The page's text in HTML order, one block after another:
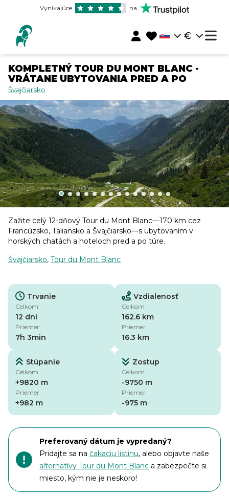
Vynikajúce na
€
KOMPLETNÝ TOUR DU MONT BLANC -
VRÁTANE UBYTOVANIA PRED A PO
Švajčiarsko
Zažite celý 12-dňový Tour du Mont Blanc—170 km cez
Francúzsko, Taliansko a Švajčiarsko—s ubytovaním v
horských chatách a hoteloch pred a po túre.
Švajčiarsko, Tour du Mont Blanc
Trvanie
Celkom
12 dni
Priemer
7h 3min
Vzdialenosť
Celkom
162.6 km
Priemer
16.3 km
Stúpanie
Celkom
+9820 m
Priemer
+982 m
Zostup
Celkom
-9750 m
Priemer
-975 m
Preferovaný dátum je vypredaný?
Pridajte sa na čakaciu listinu, alebo objavte naše
alternatívy Tour du Mont Blanc a zabezpečte si
miesto, kým nie je neskoro!